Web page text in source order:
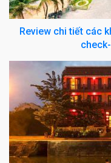
Review chi tiết các